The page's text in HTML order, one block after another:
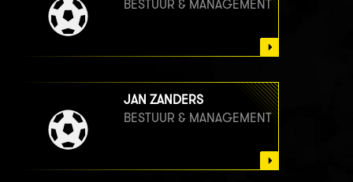
BESTUUR & MANAGEMENT
JAN ZANDERS
BESTUUR & MANAGEMENT